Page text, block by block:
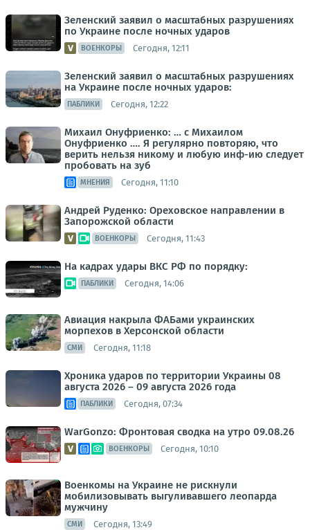
Зеленский заявил о масштабных разрушениях
по Украине после ночных ударов
ВОЕНКОРЫ Сегодня, 12:11
Зеленский заявил о масштабных разрушениях
на Украине после ночных ударов:
ПАБЛИКИ Сегодня, 12:22
Михаил Онуфриенко: … с Михаилом
Онуфриенко …. Я регулярно повторяю, что
верить нельзя никому и любую инф-ию следует
пробовать на зуб
МНЕНИЯ Сегодня, 11:10
Андрей Руденко: Ореховское направлении в
Запорожской области
ВОЕНКОРЫ Сегодня, 11:43
На кадрах удары ВКС РФ по порядку:
ПАБЛИКИ Сегодня, 14:06
Авиация накрыла ФАБами украинских
морпехов в Херсонской области
СМИ Сегодня, 11:18
Хроника ударов по территории Украины 08
августа 2026 – 09 августа 2026 года
ПАБЛИКИ Сегодня, 07:34
WarGonzo: Фронтовая сводка на утро 09.08.26
ВОЕНКОРЫ Сегодня, 10:10
Военкомы на Украине не рискнули
мобилизовывать выгуливавшего леопарда
мужчину
СМИ Сегодня, 13:49